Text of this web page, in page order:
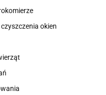
okien